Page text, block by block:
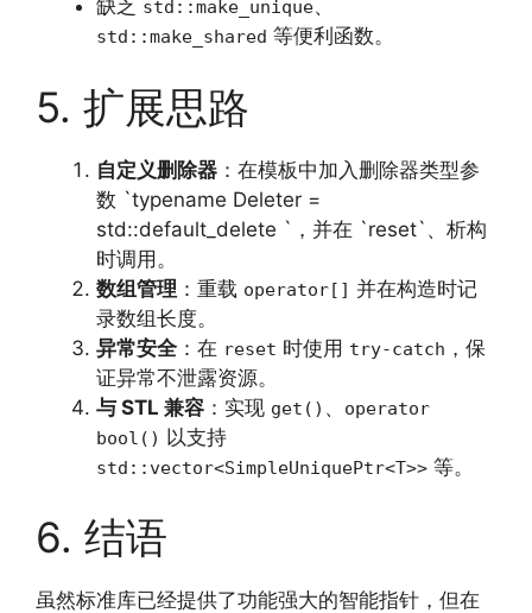
缺乏 std::make_unique、
std::make_shared 等便利函数。
5. 扩展思路
自定义删除器 ：在模板中加入删除器类型参
数 `typename Deleter =
std::default_delete `，并在 `reset`、析构
时调用。
数组管理 ：重载 operator[] 并在构造时记
录数组长度。
异常安全：在 reset 时使用 try-catch ，保
证异常不泄露资源。
与 STL 兼容 ：实现 get() 、
operator
bool() 以支持
std::vector<SimpleUniquePtr<T>> 等。
6. 结语
虽然标准库已经提供了功能强大的智能指针，但在